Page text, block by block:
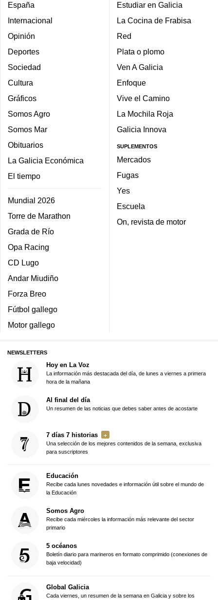
España
Internacional
Opinión
Deportes
Sociedad
Cultura
Gráficos
Somos Agro
Somos Mar
Obituarios
La Galicia Económica
El tiempo
Mundial 2026
Torre de Marathon
Grada de Río
Opa Racing
CD Lugo
Andar Miudiño
Forza Breo
Fútbol gallego
Motor gallego
Estudiar en Galicia
La Cocina de Frabisa
Red
Plata o plomo
Ven A Galicia
Enfoque
Vive el Camino
La Mochila Roja
Galicia Innova
SUPLEMENTOS
Mercados
Fugas
Yes
Escuela
On, revista de motor
NEWSLETTERS
Hoy en La Voz
La información más destacada del día, de lunes a viernes a primera
hora de la mañana
Al final del día
Un resumen de las noticias que debes saber antes de acostarte
7 días 7 historias
Una selección de los mejores contenidos de la semana, exclusiva
para suscriptores
Educación
Recibe cada lunes novedades e información útil sobre el mundo de
la Educación
Somos Agro
Recibe cada miércoles la información más relevante del sector
primario
5 océanos
Boletín diario para marineros en formato comprimido (conexiones de
baja velocidad)
Global Galicia
Cada viernes, un resumen de la semana en Galicia y sobre los